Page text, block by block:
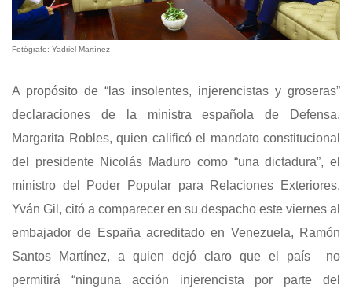
Fotógrafo: Yadriel Martínez
A propósito de “las insolentes, injerencistas y groseras”
declaraciones de la ministra española de Defensa,
Margarita Robles, quien calificó el mandato constitucional
del presidente Nicolás Maduro como “una dictadura”, el
ministro del Poder Popular para Relaciones Exteriores,
Yván Gil, citó a comparecer en su despacho este viernes al
embajador de España acreditado en Venezuela, Ramón
Santos Martínez, a quien dejó claro que el país no
permitirá “ninguna acción injerencista por parte del